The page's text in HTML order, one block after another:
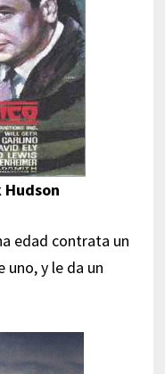
Hudson
edad contrata un
y le da un